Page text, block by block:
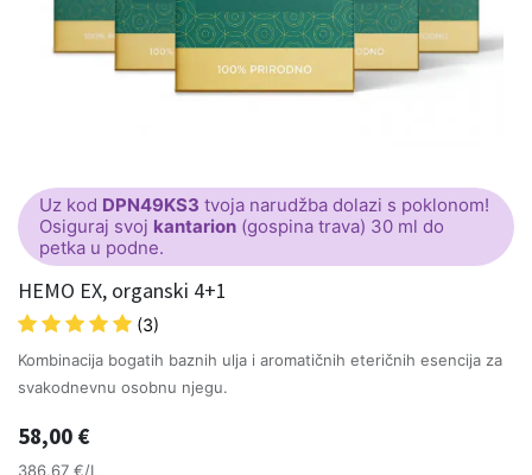
Uz kod DPN49KS3 tvoja narudžba dolazi s poklonom!
Osiguraj svoj kantarion (gospina trava) 30 ml do
petka u podne.
HEMO EX, organski 4+1
(3)
Kombinacija bogatih baznih ulja i aromatičnih eteričnih esencija za
svakodnevnu osobnu njegu.
58,00 €
386,67 €/L